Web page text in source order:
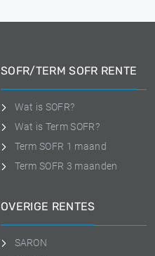
SOFR/TERM SOFR RENTE
Wat is SOFR?
Wat is Term SOFR?
Term SOFR 1 maand
Term SOFR 3 maanden
OVERIGE RENTES
SARON